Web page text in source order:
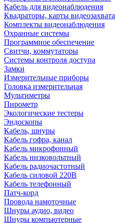
Кабель для видеонаблюдения
Квадраторы, карты видеозахвата
Комплекты видеонаблюдения
Охранные системы
Программное обеспечение
Свитчи, коммутаторы
Системы контроля доступа
Замки
Измерительные приборы
Головка измерительная
Мультиметры
Пирометр
Экологические тестеры
Эндоскопы
Кабель, шнуры
Кабель гофра, канал
Кабель микрофонный
Кабель низковольтный
Кабель радиочастотный
Кабель силовой 220В
Кабель телефонный
Патч-корд
Провода намоточные
Шнуры аудио, видео
Шнуры компьютерные